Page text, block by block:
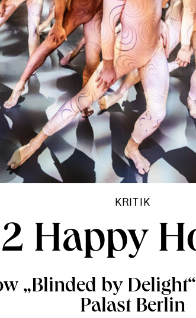
KRITIK
2 Happy
„Blinded by
Palast Berlin